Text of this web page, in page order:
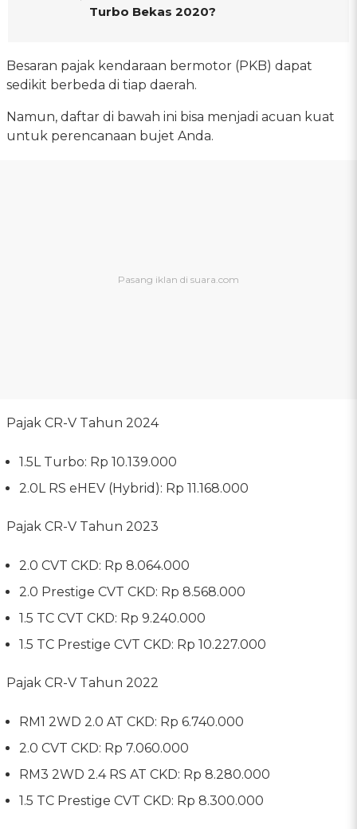
Turbo Bekas 2020?
Besaran pajak kendaraan bermotor (PKB) dapat
sedikit berbeda di tiap daerah.
Namun, daftar di bawah ini bisa menjadi acuan kuat
untuk perencanaan bujet Anda.
Pajak CR-V Tahun 2024
1.5L Turbo: Rp 10.139.000
2.0L RS eHEV (Hybrid): Rp 11.168.000
Pajak CR-V Tahun 2023
2.0 CVT CKD: Rp 8.064.000
2.0 Prestige CVT CKD: Rp 8.568.000
1.5 TC CVT CKD: Rp 9.240.000
1.5 TC Prestige CVT CKD: Rp 10.227.000
Pajak CR-V Tahun 2022
RM1 2WD 2.0 AT CKD: Rp 6.740.000
2.0 CVT CKD: Rp 7.060.000
RM3 2WD 2.4 RS AT CKD: Rp 8.280.000
1.5 TC Prestige CVT CKD: Rp 8.300.000